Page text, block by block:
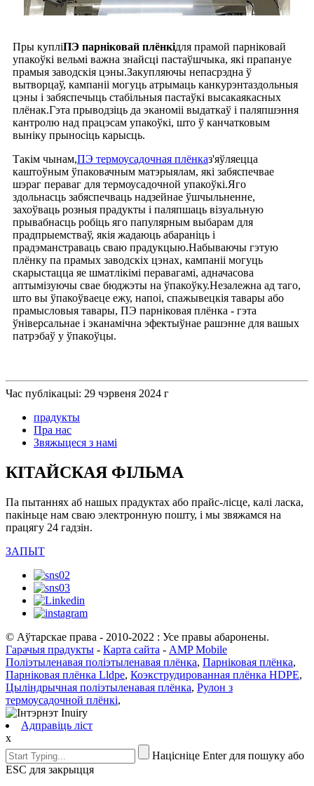
Пры купліПЭ парніковай плёнкідля прамой парніковай
упакоўкі вельмі важна знайсці пастаўшчыка, які прапануе
прамыя заводскія цэны.Закупляючы непасрэдна ў
вытворцаў, кампаніі могуць атрымаць канкурэнтаздольныя
цэны і забяспечыць стабільныя пастаўкі высакаякасных
плёнак.Гэта прыводзіць да эканоміі выдаткаў і паляпшэння
кантролю над працэсам упакоўкі, што ў канчатковым
выніку прыносіць карысць.
Такім чынам,ПЭ термоусадочная плёнказ'яўляецца
каштоўным ўпаковачным матэрыялам, які забяспечвае
шэраг пераваг для термоусадочной упакоўкі.Яго
здольнасць забяспечваць надзейнае ўшчыльненне,
захоўваць розныя прадукты і паляпшаць візуальную
прывабнасць робіць яго папулярным выбарам для
прадпрыемстваў, якія жадаюць абараніць і
прадэманстраваць сваю прадукцыю.Набываючы гэтую
плёнку па прамых заводскіх цэнах, кампаніі могуць
скарыстацца яе шматлікімі перавагамі, адначасова
аптымізуючы свае бюджэты на ўпакоўку.Незалежна ад таго,
што вы ўпакоўваеце ежу, напоі, спажывецкія тавары або
прамысловыя тавары, ПЭ парніковая плёнка - гэта
ўніверсальнае і эканамічна эфектыўнае рашэнне для вашых
патрэбаў у ўпакоўцы.
Час публікацыі: 29 чэрвеня 2024 г
прадукты
Пра нас
Звяжыцеся з намі
КІТАЙСКАЯ ФІЛЬМА
Па пытаннях аб нашых прадуктах або прайс-лісце, калі ласка,
пакіньце нам сваю электронную пошту, і мы звяжамся на
працягу 24 гадзін.
ЗАПЫТ
© Аўтарскае права - 2010-2022 : Усе правы абаронены.
Гарачыя прадукты - Карта сайта - AMP Mobile
Поліэтыленавая поліэтыленавая плёнка, Парніковая плёнка,
Парніковая плёнка Lldpe, Коэкструдированная плёнка HDPE,
Цыліндрычная поліэтыленавая плёнка, Рулон з
термоусадочной плёнкі,
Адправіць ліст
x
Націсніце Enter для пошуку або
ESC для закрыцця